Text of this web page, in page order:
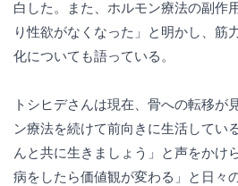
白した。また、ホルモン療法の副作
り性欲がなくなった」と明かし、筋
化についても語っている。
トシヒデさんは現在、骨への転移が
ン療法を続けて前向きに生活してい
んと共に生きましょう」と声をかけ
病をしたら価値観が変わる」と日々